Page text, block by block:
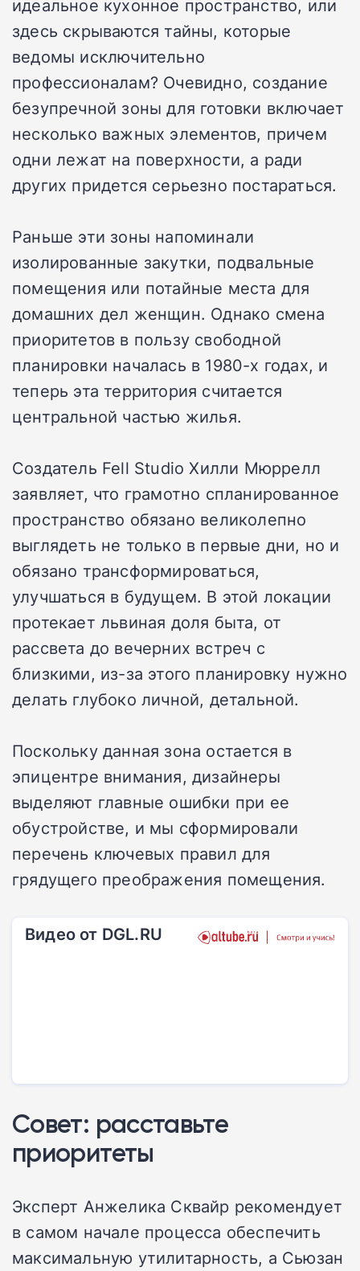
идеальное кухонное пространство, или
здесь скрываются тайны, которые
ведомы исключительно
профессионалам? Очевидно, создание
безупречной зоны для готовки включает
несколько важных элементов, причем
одни лежат на поверхности, а ради
других придется серьезно постараться.
Раньше эти зоны напоминали
изолированные закутки, подвальные
помещения или потайные места для
домашних дел женщин. Однако смена
приоритетов в пользу свободной
планировки началась в 1980-х годах, и
теперь эта территория считается
центральной частью жилья.
Создатель Fell Studio Хилли Мюррелл
заявляет, что грамотно спланированное
пространство обязано великолепно
выглядеть не только в первые дни, но и
обязано трансформироваться,
улучшаться в будущем. В этой локации
протекает львиная доля быта, от
рассвета до вечерних встреч с
близкими, из-за этого планировку нужно
делать глубоко личной, детальной.
Поскольку данная зона остается в
эпицентре внимания, дизайнеры
выделяют главные ошибки при ее
обустройстве, и мы сформировали
перечень ключевых правил для
грядущего преображения помещения.
Видео от DGL.RU
Совет: расставьте
приоритеты
Эксперт Анжелика Сквайр рекомендует
в самом начале процесса обеспечить
максимальную утилитарность, а Сьюзан